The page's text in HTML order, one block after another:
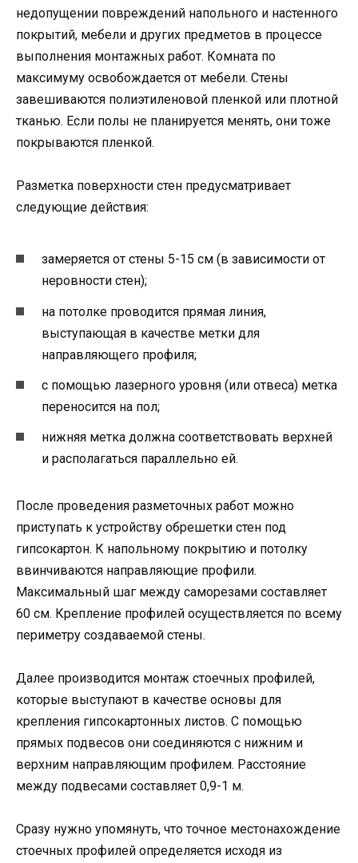
недопущении повреждений напольного и настенного
покрытий, мебели и других предметов в процессе
выполнения монтажных работ. Комната по
максимуму освобождается от мебели. Стены
завешиваются полиэтиленовой пленкой или плотной
тканью. Если полы не планируется менять, они тоже
покрываются пленкой.
Разметка поверхности стен предусматривает
следующие действия:
замеряется от стены 5-15 см (в зависимости от
неровности стен);
на потолке проводится прямая линия,
выступающая в качестве метки для
направляющего профиля;
с помощью лазерного уровня (или отвеса) метка
переносится на пол;
нижняя метка должна соответствовать верхней
и располагаться параллельно ей.
После проведения разметочных работ можно
приступать к устройству обрешетки стен под
гипсокартон. К напольному покрытию и потолку
ввинчиваются направляющие профили.
Максимальный шаг между саморезами составляет
60 см. Крепление профилей осуществляется по всему
периметру создаваемой стены.
Далее производится монтаж стоечных профилей,
которые выступают в качестве основы для
крепления гипсокартонных листов. С помощью
прямых подвесов они соединяются с нижним и
верхним направляющим профилем. Расстояние
между подвесами составляет 0,9-1 м.
Сразу нужно упомянуть, что точное местонахождение
стоечных профилей определяется исходя из